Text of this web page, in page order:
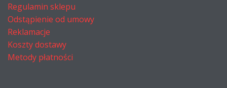
Regulamin sklepu
Odstąpienie od umowy
Reklamacje
Koszty dostawy
Metody płatności